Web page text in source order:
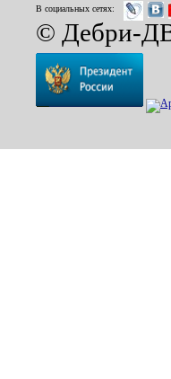
В социальных сетях:
© Дебри-